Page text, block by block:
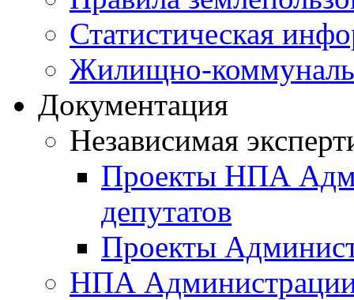
Статистическая
Жилищно-
Документация
Независимая
Проекты НПА
депутатов
Проекты
НПА